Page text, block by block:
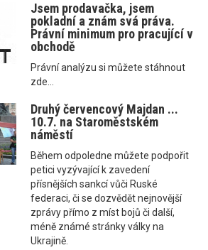
Jsem prodavačka, jsem
pokladní a znám svá práva.
Právní minimum pro pracující v
obchodě
Právní analýzu si můžete stáhnout
zde...
Druhý červencový Majdan ...
10.7. na Staroměstském
náměstí
Během odpoledne můžete podpořit
petici vyzývající k zavedení
přísnějších sankcí vůči Ruské
federaci, či se dozvědět nejnovější
zprávy přímo z míst bojů či další,
méně známé stránky války na
Ukrajině.